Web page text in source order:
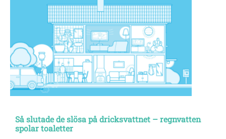
Så slutade de slösa på dricksvattnet – regnvatten
spolar toaletter